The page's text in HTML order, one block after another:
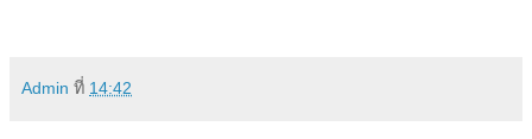
Admin ที่ 14:42